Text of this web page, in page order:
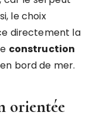
le choix
directement la
construction
en bord de mer.
orientée